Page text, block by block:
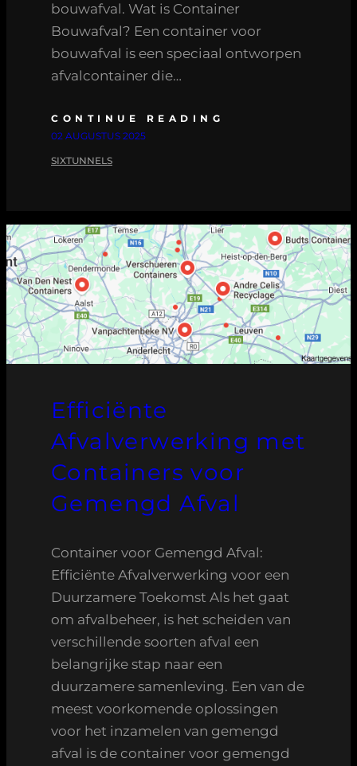
bouwafval. Wat is Container
Bouwafval? Een container voor
bouwafval is een speciaal ontworpen
afvalcontainer die…
CONTINUE READING
02 AUGUSTUS 2025
SIXTUNNELS
Efficiënte
Afvalverwerking met
Containers voor
Gemengd Afval
Container voor Gemengd Afval:
Efficiënte Afvalverwerking voor een
Duurzamere Toekomst Als het gaat
om afvalbeheer, is het scheiden van
verschillende soorten afval een
belangrijke stap naar een
duurzamere samenleving. Een van de
meest voorkomende oplossingen
voor het inzamelen van gemengd
afval is de container voor gemengd